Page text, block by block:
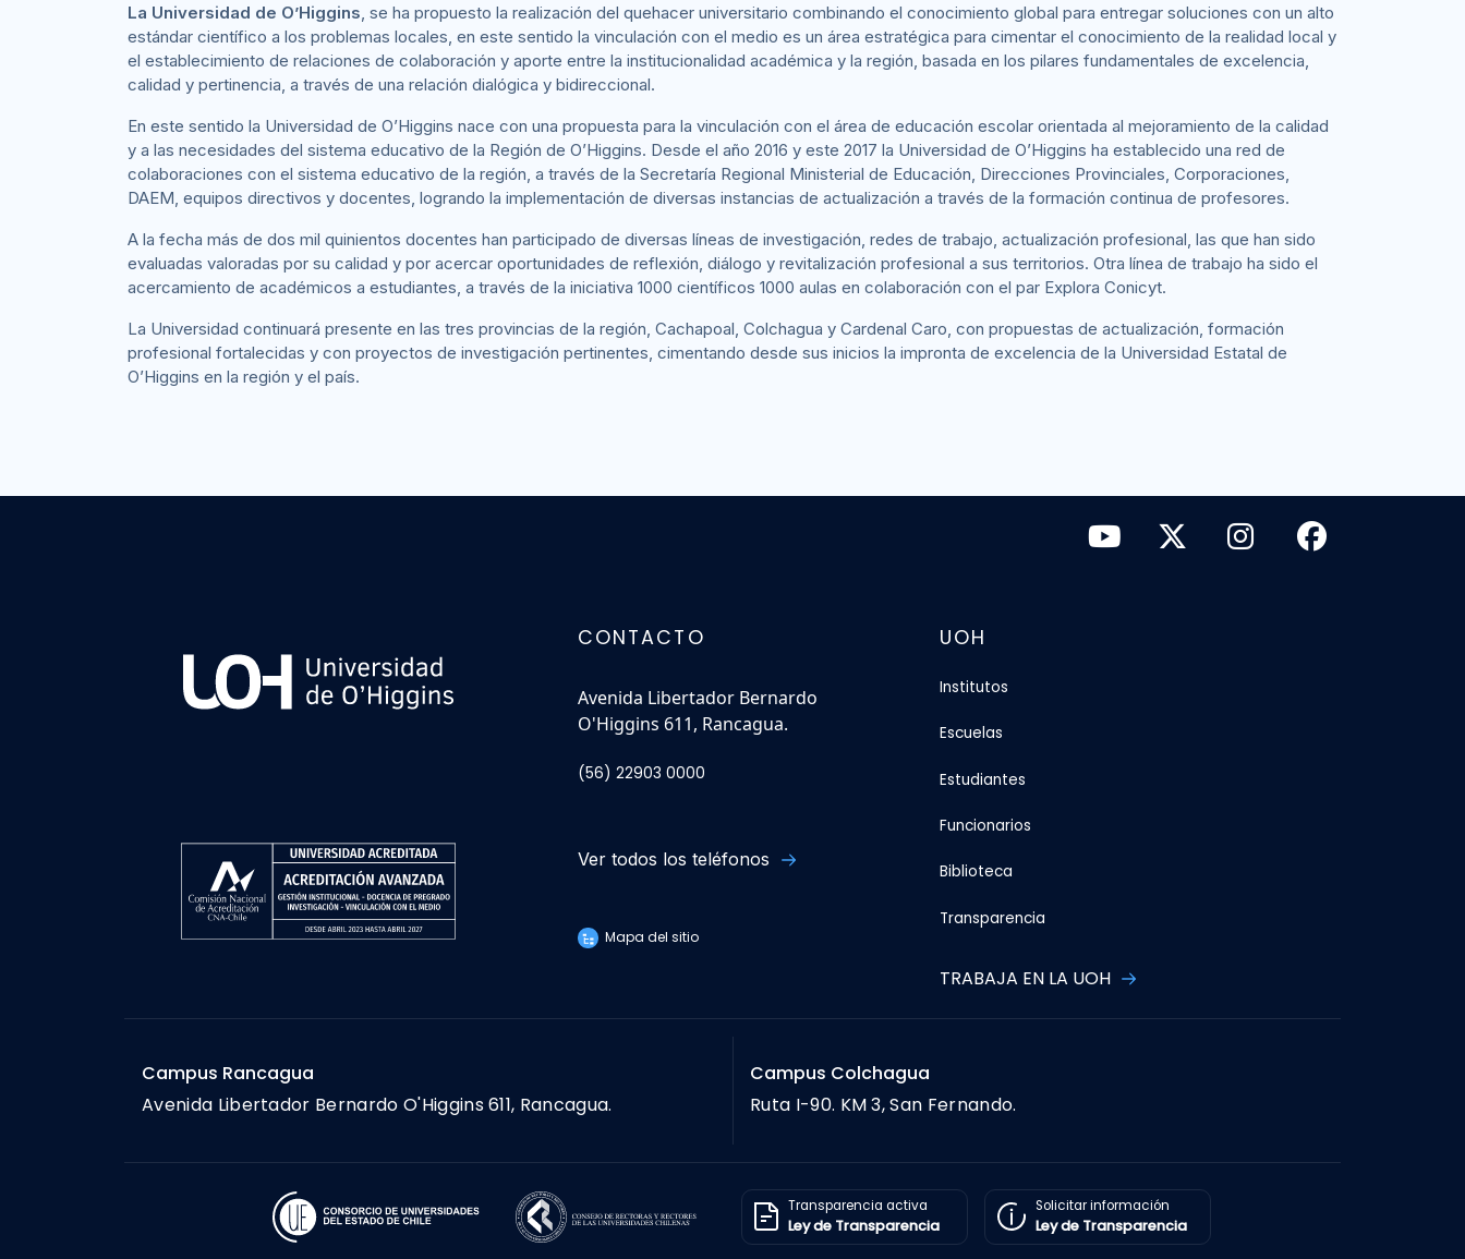
La Universidad de O’Higgins , se ha propuesto la realización del quehacer universitario combinando el conocimiento global para entregar soluciones con un alto
estándar científico a los problemas locales, en este sentido la vinculación con el medio es un área estratégica para cimentar el conocimiento de la realidad local y
el establecimiento de relaciones de colaboración y aporte entre la institucionalidad académica y la región, basada en los pilares fundamentales de excelencia,
calidad y pertinencia, a través de una relación dialógica y bidireccional.
En este sentido la Universidad de O’Higgins nace con una propuesta para la vinculación con el área de educación escolar orientada al mejoramiento de la calidad
y a las necesidades del sistema educativo de la Región de O’Higgins. Desde el año 2016 y este 2017 la Universidad de O’Higgins ha establecido una red de
colaboraciones con el sistema educativo de la región, a través de la Secretaría Regional Ministerial de Educación, Direcciones Provinciales, Corporaciones,
DAEM, equipos directivos y docentes, logrando la implementación de diversas instancias de actualización a través de la formación continua de profesores.
A la fecha más de dos mil quinientos docentes han participado de diversas líneas de investigación, redes de trabajo, actualización profesional, las que han sido
evaluadas valoradas por su calidad y por acercar oportunidades de reflexión, diálogo y revitalización profesional a sus territorios. Otra línea de trabajo ha sido el
acercamiento de académicos a estudiantes, a través de la iniciativa 1000 científicos 1000 aulas en colaboración con el par Explora Conicyt.
La Universidad continuará presente en las tres provincias de la región, Cachapoal, Colchagua y Cardenal Caro, con propuestas de actualización, formación
profesional fortalecidas y con proyectos de investigación pertinentes, cimentando desde sus inicios la impronta de excelencia de la Universidad Estatal de
O’Higgins en la región y el país.
CONTACTO
Avenida Libertador Bernardo
O'Higgins 611, Rancagua.
(56) 22903 0000
Ver todos los teléfonos
Mapa del sitio
UOH
Institutos
Escuelas
Estudiantes
Funcionarios
Biblioteca
Transparencia
TRABAJA EN LA UOH
Campus Rancagua
Avenida Libertador Bernardo O'Higgins 611, Rancagua.
Campus Colchagua
Ruta I-90. KM 3, San Fernando.
Transparencia activa
Ley de Transparencia
Solicitar información
Ley de Transparencia